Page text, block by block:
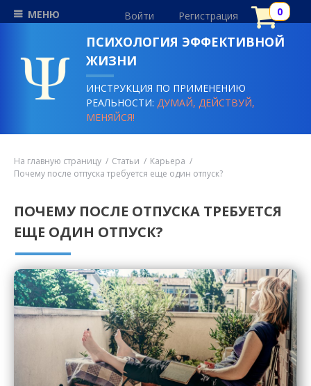
МЕНЮ Войти Регистрация
ПСИХОЛОГИЯ ЭФФЕКТИВНОЙ
ЖИЗНИ
ИНСТРУКЦИЯ ПО ПРИМЕНЕНИЮ
РЕАЛЬНОСТИ:ДУМАЙ, ДЕЙСТВУЙ,
МЕНЯЙСЯ!
На главную страницу Статьи
Карьера
Почему после отпуска требуется еще один отпуск?
ПОЧЕМУ ПОСЛЕ ОТПУСКА ТРЕБУЕТСЯ
ЕЩЕ ОДИН ОТПУСК?